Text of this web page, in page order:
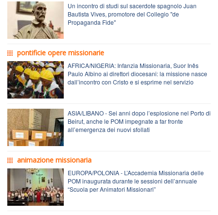
Un incontro di studi sul sacerdote spagnolo Juan
Bautista Vives, promotore del Collegio "de
Propaganda Fide"
pontificie opere missionarie
AFRICA/NIGERIA: Infanzia Missionaria, Suor Inês
Paulo Albino ai direttori diocesani: la missione nasce
dall’incontro con Cristo e si esprime nel servizio
ASIA/LIBANO - Sei anni dopo l’esplosione nel Porto di
Beirut, anche le POM impegnate a far fronte
all’emergenza dei nuovi sfollati
animazione missionaria
EUROPA/POLONIA - L’Accademia Missionaria delle
POM inaugurata durante le sessioni dell’annuale
“Scuola per Animatori Missionari”